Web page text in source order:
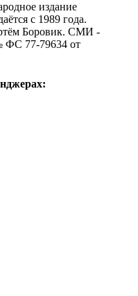
издание
с 1989 года.
Боровик. CМИ -
ФС 77-79634 от